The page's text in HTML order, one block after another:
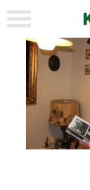
KAUPUNKI
AJANKOHTAISTA
URHEILU
KULTTUURI
HISTORIA
YLEINEN